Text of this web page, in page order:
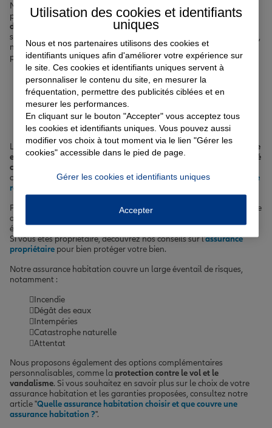
Nos agents, disponibles dans nos agences locales havraises, sont là
pour vous accompagner et vous proposer les meilleuressolutions
d'assurance habitation
, quelle que soit votre situation. Que vous
soyez locataire, colocataire, propriétaire occupant ou non occupant,
nous avons laformule d'assurance habitationqu'il vous faut pour
protéger efficacement votre logement et vos biens personnels.
Assurance habitation au
Havre
L' assurance habitationest primordiale pourprotéger votre domicile
et vos biensau Havre. Elle vous couvre également en
responsabilité
civile
cette garantie essentielle, consultez notre article dédié à l'
assurance
responsabilité civile
Pour les locataires, colocataires et propriétaires en copropriété, cette
assurance est une
obligation légale
également aux propriétaires de souscrire une assurance habitation.
Si vous êtes propriétaire, découvrez nos conseils sur l'assurance
propriétaire pour bien protéger votre bien.
Notre assurance habitation couvre un large éventail de risques,
notamment :
Incendie
Dégât des eaux
Intempéries
Catastrophe naturelle
Attentat
Nous proposons également des options complémentaires
personnalisables, comme la protection contre le vol et le
vandalisme. Si vous souhaitez en savoir plus sur le choix de votre
assurance habitation et les garanties proposées, consultez notre
article "Quelle assurance habitation choisir et que couvre une
assurance habitation ?".
Utilisation des cookies et identifiants
uniques
Nous et nos partenaires utilisons des cookies et
identifiants uniques afin d'améliorer votre expérience sur
le site. Ces cookies et identifiants uniques servent à
personnaliser le contenu du site, en mesurer la
fréquentation, permettre des publicités ciblées et en
mesurer les performances.
En cliquant sur le bouton "Accepter" vous acceptez tous
les cookies et identifiants uniques. Vous pouvez aussi
modifier vos choix à tout moment via le lien "Gérer les
cookies" accessible dans le pied de page.
Gérer les cookies et identifiants uniques
Accepter